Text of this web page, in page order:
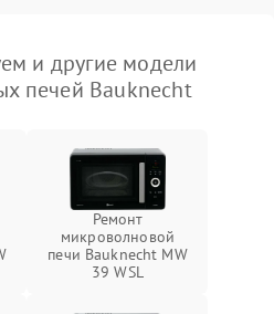
и другие модели
печей Bauknecht
Ремонт
микроволновой
печи Bauknecht MW
39 WSL